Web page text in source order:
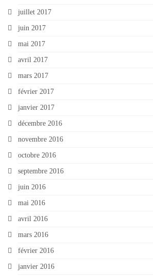
juillet 2017
juin 2017
mai 2017
avril 2017
mars 2017
février 2017
janvier 2017
décembre 2016
novembre 2016
octobre 2016
septembre 2016
juin 2016
mai 2016
avril 2016
mars 2016
février 2016
janvier 2016